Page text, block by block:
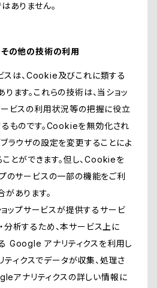
ありません。
の他の技術の利用
ビスは、Cookie及びこれに類する
ます。これらの技術は、当ショッ
ービスの利用状況等の把握に役立
ものです。Cookieを無効化され
ラウザの設定を変更することによ
とができます。但し、Cookieを
のサービスの一部の機能をご利
あります。
ョップサービスが提供するサービ
分析するため、本サービス上に
Google アナリティクスを利用し
ィクスでデータが収集、処理さ
アナリティクスの詳しい情報に